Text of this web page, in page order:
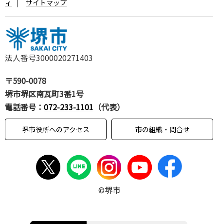
法人番号3000020271403
〒590-0078
堺市堺区南瓦町3番1号
電話番号： 072-233-1101 （代表）
堺市役所へのアクセス 市の組織・問合せ
ィ
サイトマップ
©堺市